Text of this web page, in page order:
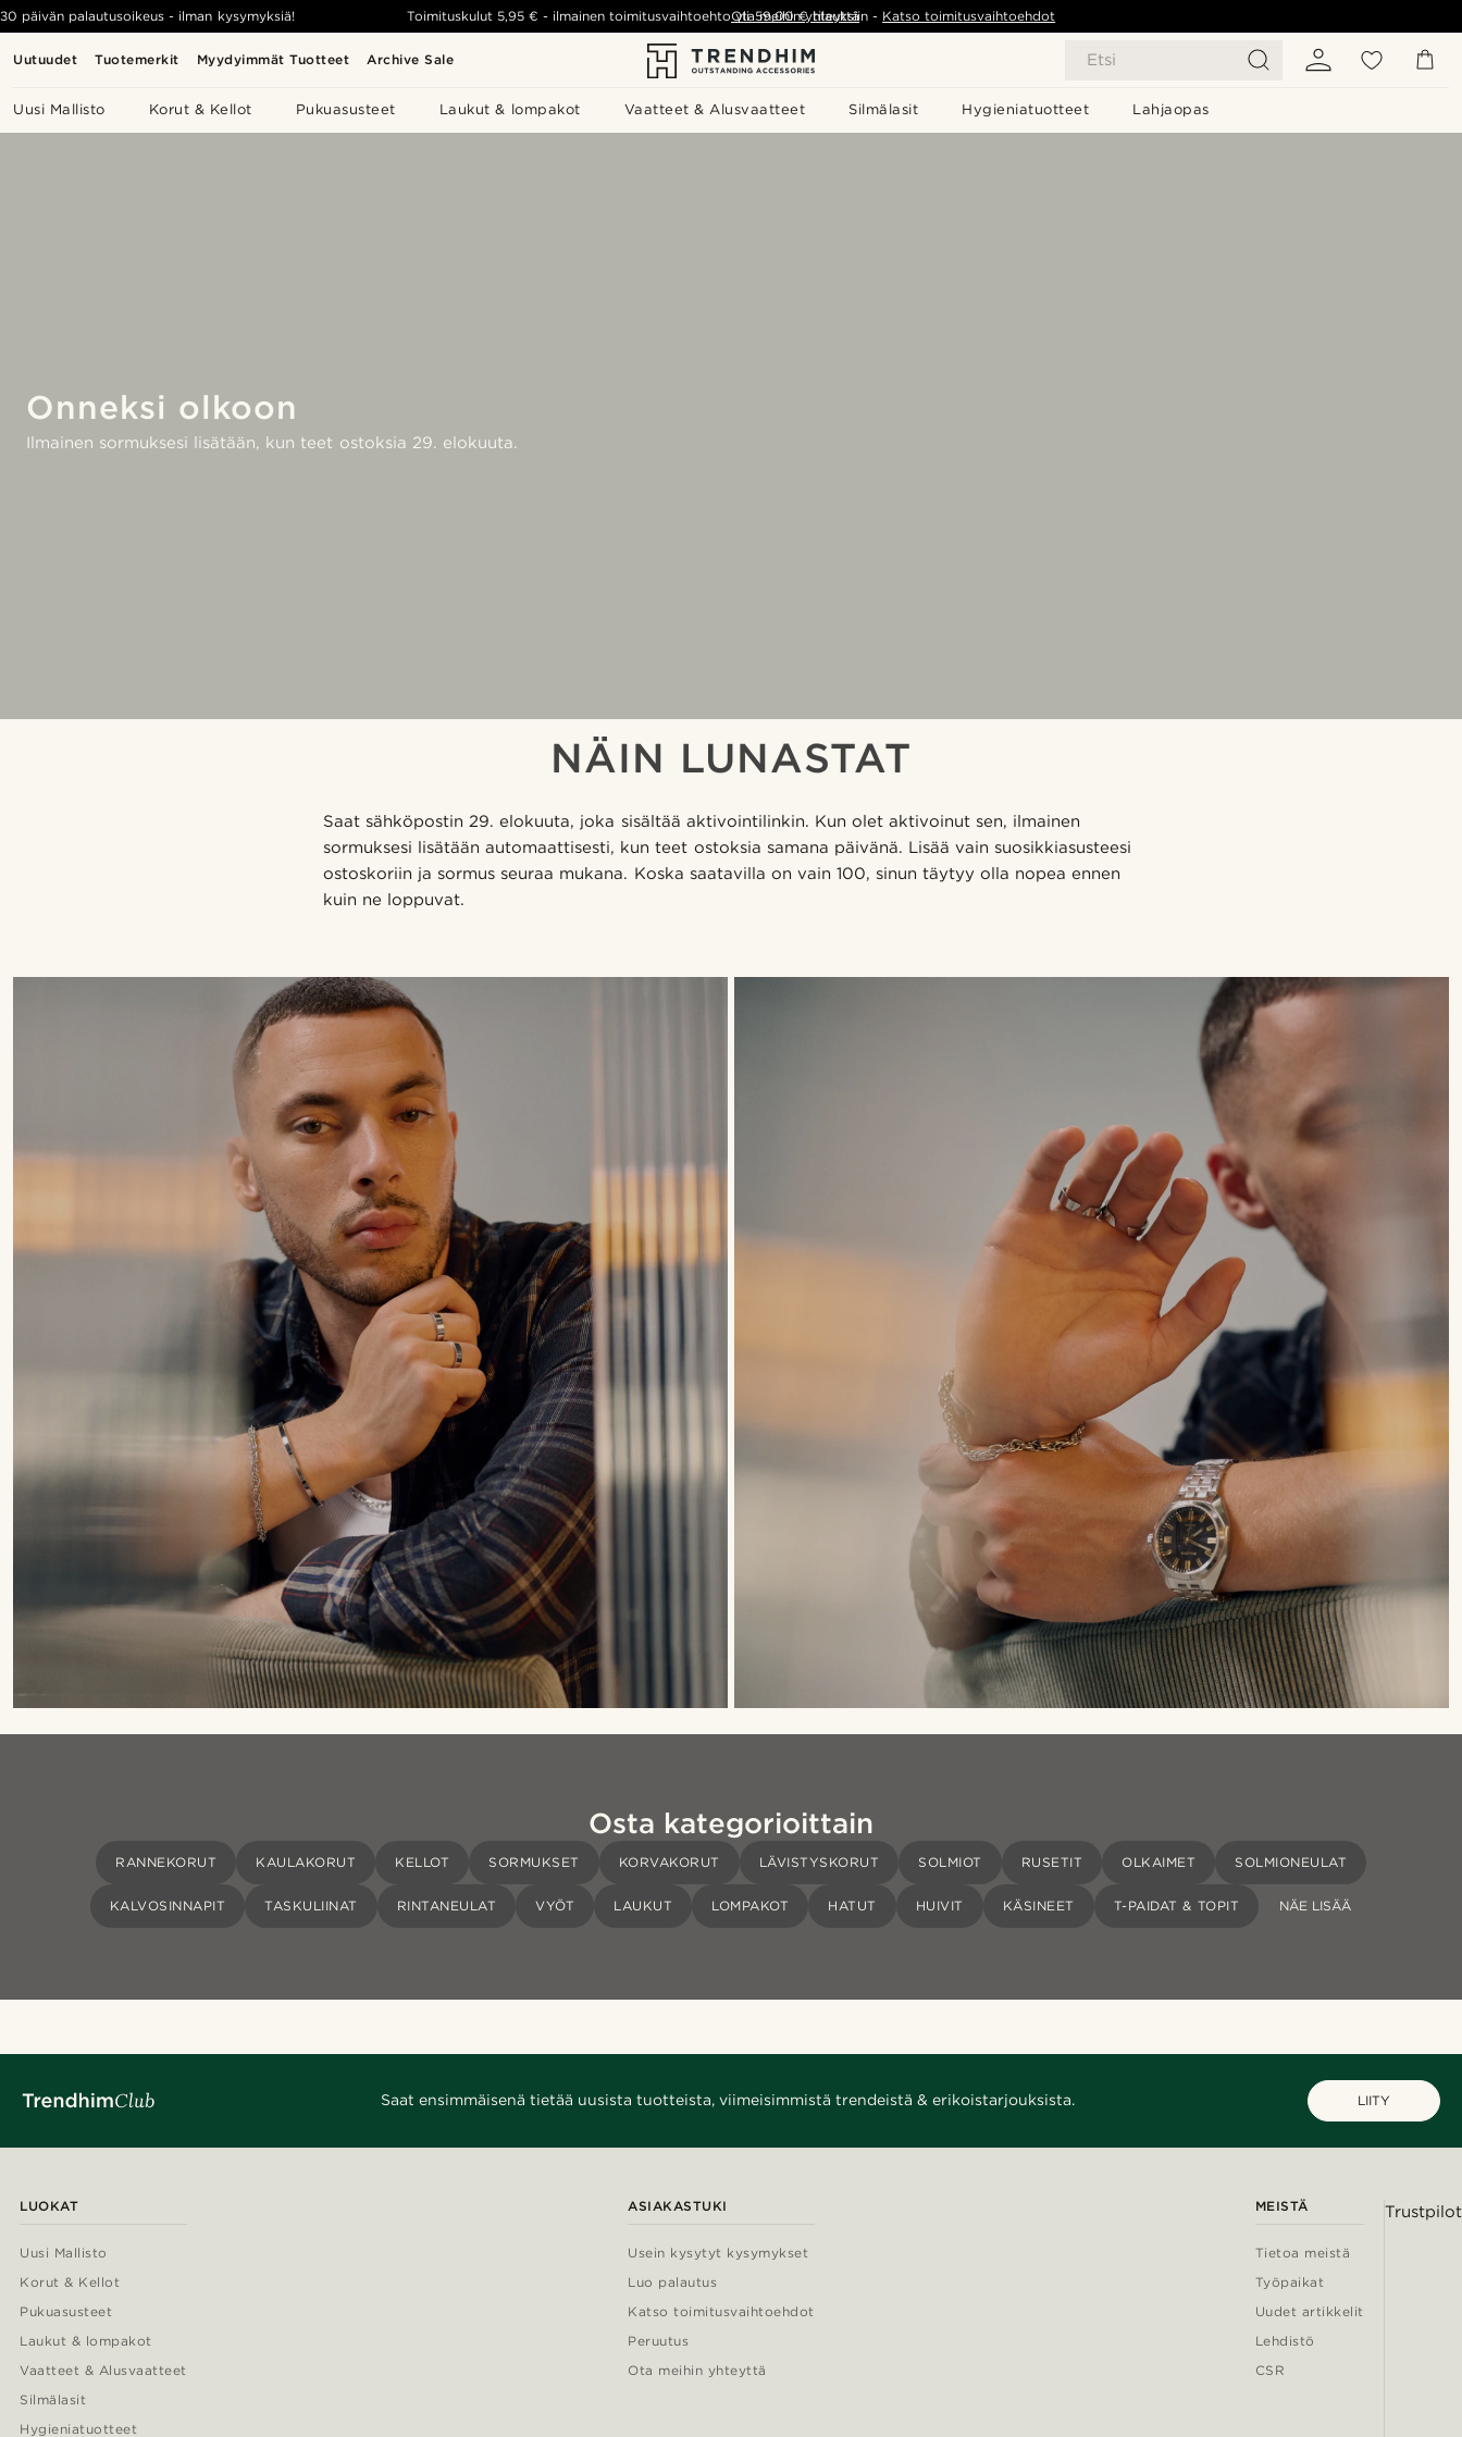
Uutuudet Tuotemerkit Myydyimmät Tuotteet Archive Sale Etsi
Uusi Mallisto Korut & Kellot Pukuasusteet Laukut & lompakot Vaatteet & Alusvaatteet Silmälasit Hygieniatuotteet Lahjaopas
30 päivän palautusoikeus - ilman kysymyksiä! Toimituskulut 5,95 € - ilmainen toimitusvaihtoehto yli 59,00 €tilauksiin - Katso toimitusvaihtoehdot
Ota meihin yhteyttä
Onneksi olkoon
Ilmainen sormuksesi lisätään, kun teet ostoksia 29. elokuuta.
NÄIN LUNASTAT
Saat sähköpostin 29. elokuuta, joka sisältää aktivointilinkin. Kun olet aktivoinut sen, ilmainen
sormuksesi lisätään automaattisesti, kun teet ostoksia samana päivänä. Lisää vain suosikkiasusteesi
ostoskoriin ja sormus seuraa mukana. Koska saatavilla on vain 100, sinun täytyy olla nopea ennen
kuin ne loppuvat.
Osta kategorioittain
RANNEKORUT KAULAKORUT KELLOT SORMUKSET KORVAKORUT LÄVISTYSKORUT SOLMIOT RUSETIT OLKAIMET SOLMIONEULAT
KALVOSINNAPIT TASKULIINAT RINTANEULAT VYÖT LAUKUT LOMPAKOT HATUT HUIVIT KÄSINEET T-PAIDAT & TOPIT NÄE LISÄÄ
Saat ensimmäisenä tietää uusista tuotteista, viimeisimmistä trendeistä & erikoistarjouksista. LIITY
LUOKAT
Uusi Mallisto
Korut & Kellot
Pukuasusteet
Laukut & lompakot
Vaatteet & Alusvaatteet
Silmälasit
Hygieniatuotteet
ASIAKASTUKI
Usein kysytyt kysymykset
Luo palautus
Katso toimitusvaihtoehdot
Peruutus
Ota meihin yhteyttä
MEISTÄ
Tietoa meistä
Työpaikat
Uudet artikkelit
Lehdistö
CSR
Trustpilot